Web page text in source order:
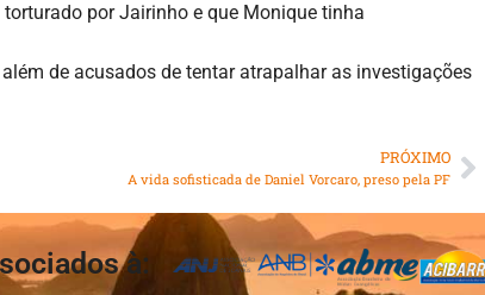
por Jairinho e que Monique tinha
além de acusados de tentar atrapalhar as investigações
PRÓXIMO
A vida sofisticada de Daniel Vorcaro, preso pela PF
à: